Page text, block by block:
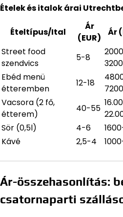
Ételek és italok árai
Ételtípus/Ital
Ár
(EUR)
Ár
Street food
szendvics
5-8
3200
Ebéd menü
étteremben
12-18
7200
Vacsora (2 fő,
étterem)
40-55
Sör (0,5l)
4-6
Kávé
2,5-4
Ár-összehasonlítás:
csatornaparti